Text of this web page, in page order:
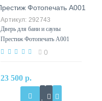
292743
Дверь для бани и сауны
Престиж Фотопечать А001
0
23 500 р.